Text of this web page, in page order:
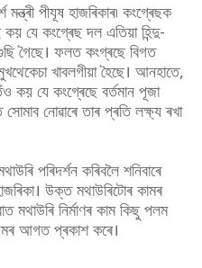
পীযূষ হাজৰিকাৰ৷ কংগ্ৰেছক
কয় যে কংগ্ৰেছ দল এতিয়া হিন্দু-
গৈছে। ফলত কংগ্ৰছে বিগত
খাবলগীয়া হৈছে। আনহাতে,
কয় যে কংগ্ৰেছে বৰ্তমান পূজা
নোৱাৰে তাৰ প্ৰতি লক্ষ্য ৰখা
পৰিদৰ্শন কৰিবলৈ শনিবাৰে
উক্ত মথাউৰিটোৰ কামৰ
মথাউৰি নিৰ্মাণৰ কাম কিছু পলম
আগত প্ৰকাশ কৰে।